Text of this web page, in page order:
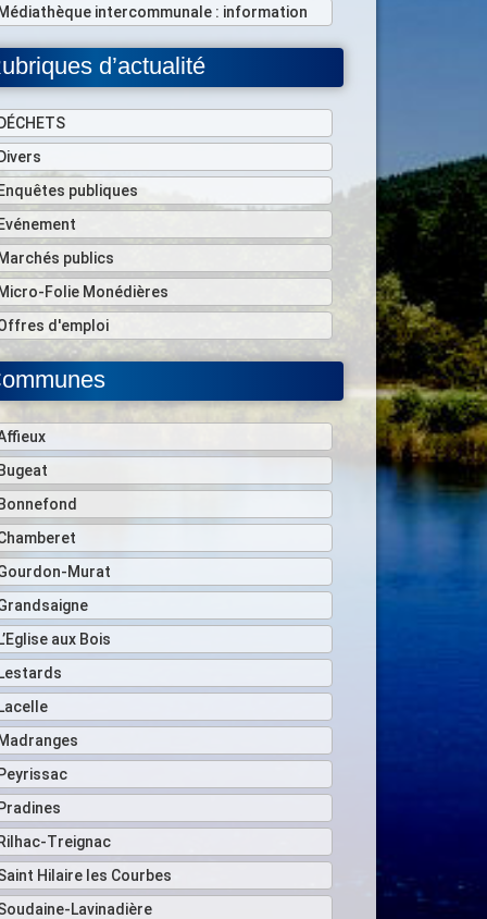
intercommunale : information
d’actualité
publiques
publics
Folie Monédières
d'emploi
Murat
aux Bois
Treignac
Hilaire les Courbes
Lavinadière